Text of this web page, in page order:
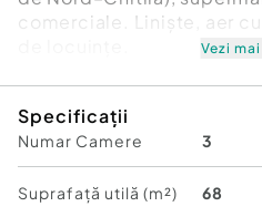
comerciale. Liniște, aer
Suprafață utilă: 68 mp,
Compartimentare: 3
living), bucătărie
Curte proprie – ideală
Vezi
Specificații
Numar Camere 3
Suprafață utilă (m²) 68